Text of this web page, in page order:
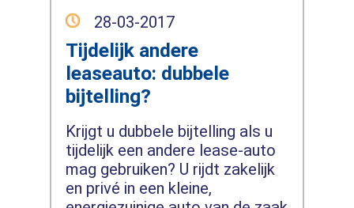
28-03-2017
Tijdelijk andere
leaseauto: dubbele
bijtelling?
Krijgt u dubbele bijtelling als u
tijdelijk een andere lease-auto
mag gebruiken? U rijdt zakelijk
en privé in een kleine,